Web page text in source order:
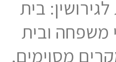
בית
משפחה ובית
מסוימים,